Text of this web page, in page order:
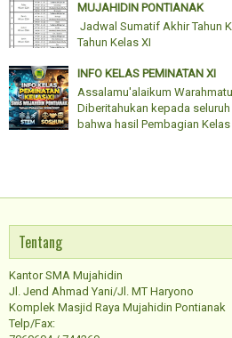
MUJAHIDIN PONTIANAK
Jadwal Sumatif Akhir Tahun
Tahun Kelas XI
INFO KELAS PEMINATAN XI
Assalamu'alaikum
Diberitahukan kepada
bahwa hasil Pembagian Kelas
Tentang
Kantor SMA Mujahidin
Jl. Jend Ahmad Yani/Jl. MT Haryono
Komplek Masjid Raya Mujahidin Pontianak
Telp/Fax: